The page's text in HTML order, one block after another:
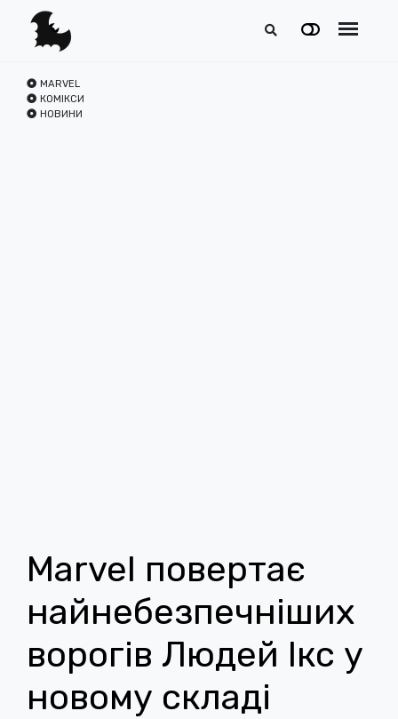
MARVEL
КОМІКСИ
НОВИНИ
Marvel повертає
найнебезпечніших
ворогів Людей Ікс у
новому складі